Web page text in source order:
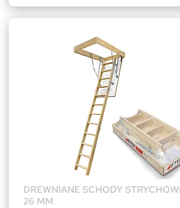
DREWNIANE SCHODY
26 MM